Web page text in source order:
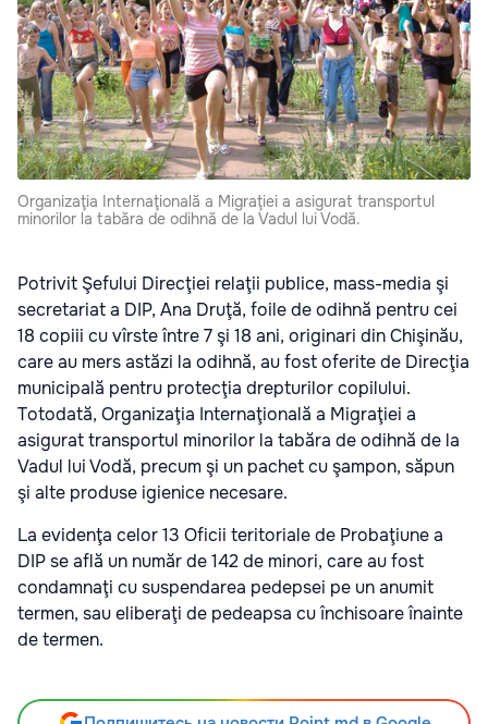
Organizaţia Internaţională a Migraţiei a asigurat transportul
minorilor la tabăra de odihnă de la Vadul lui Vodă.
Potrivit Şefului Direcţiei relaţii publice, mass-media şi
secretariat a DIP, Ana Druţă, foile de odihnă pentru cei
18 copiii cu vîrste între 7 şi 18 ani, originari din Chişinău,
care au mers astăzi la odihnă, au fost oferite de Direcţia
municipală pentru protecţia drepturilor copilului.
Totodată, Organizaţia Internaţională a Migraţiei a
asigurat transportul minorilor la tabăra de odihnă de la
Vadul lui Vodă, precum şi un pachet cu şampon, săpun
şi alte produse igienice necesare.
La evidenţa celor 13 Oficii teritoriale de Probaţiune a
DIP se află un număr de 142 de minori, care au fost
condamnaţi cu suspendarea pedepsei pe un anumit
termen, sau eliberaţi de pedeapsa cu închisoare înainte
de termen.